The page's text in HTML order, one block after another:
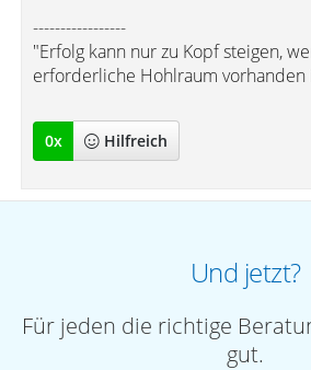
-----------------
"Erfolg kann nur zu Kopf steigen,
erforderliche Hohlraum vorhanden
0x Hilfreich
Und jetzt?
Für jeden die richtige
gut.